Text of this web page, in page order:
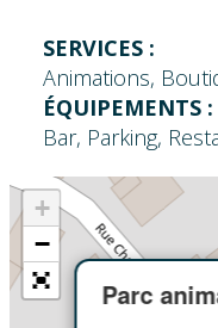
chèvre fermier !
SERVICES :
Animations,
ÉQUIPEMENTS :
Bar, Parking,
Parc
+
−